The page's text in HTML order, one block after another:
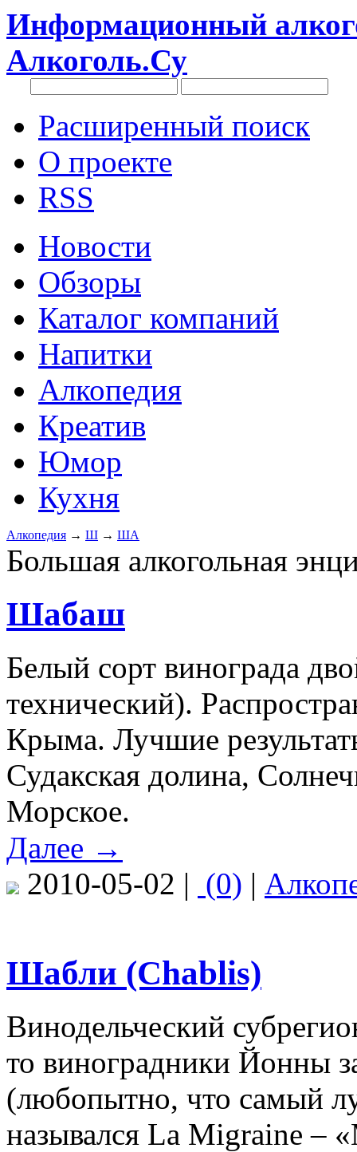
Информационный
Алкоголь.Су
Расширенный поиск
О проекте
RSS
Новости
Обзоры
Каталог компаний
Напитки
Алкопедия
Креатив
Юмор
Кухня
Алкопедия → Ш → ША
Большая алкогольная
Шабаш
Белый сорт винограда
технический).
Крыма. Лучшие
Судакская долина,
Морское.
Далее →
2010-05-02 | (0) |
Шабли (Chablis)
Винодельческий
то виноградники Йонны
(любопытно, что самый
назывался La Migraine –